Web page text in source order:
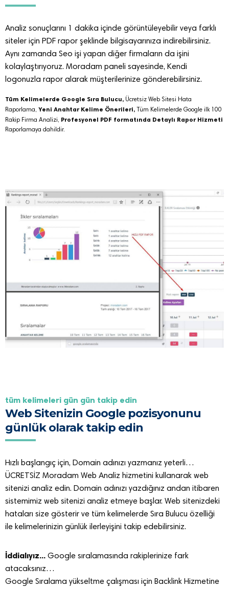
Analiz sonuçlarını 1 dakika içinde görüntüleyebilir veya farklı
siteler için PDF rapor şeklinde bilgisayarınıza indirebilirsiniz.
Aynı zamanda Seo işi yapan diğer firmaların da işini
kolaylaştırıyoruz. Moradam paneli sayesinde, Kendi
logonuzla rapor alarak müşterilerinize gönderebilirsiniz.
Tüm Kelimelerde Google Sıra Bulucu, Ücretsiz Web Sitesi Hata
Raporlama, Yeni Anahtar Kelime Önerileri, Tüm Kelimelerde Google ilk 100
Rakip Firma Analizi, Profesyonel PDF formatında Detaylı Rapor Hizmeti
Raporlamaya dahildir.
tüm keli̇meleri̇ gün gün taki̇p edi̇n
Web Sitenizin Google pozisyonunu
günlük olarak takip edin
Hızlı başlangıç için, Domain adınızı yazmanız yeterli…
ÜCRETSİZ Moradam Web Analiz hizmetini kullanarak web
sitenizi analiz edin. Domain adınızı yazdığınız andan itibaren
sistemimiz web sitenizi analiz etmeye başlar. Web sitenizdeki
hataları size gösterir ve tüm kelimelerde Sıra Bulucu özelliği
ile kelimelerinizin günlük ilerleyişini takip edebilirsiniz.
İddialıyız... Google sıralamasında rakiplerinize fark
atacaksınız…
Google Sıralama yükseltme çalışması için Backlink Hizmetine